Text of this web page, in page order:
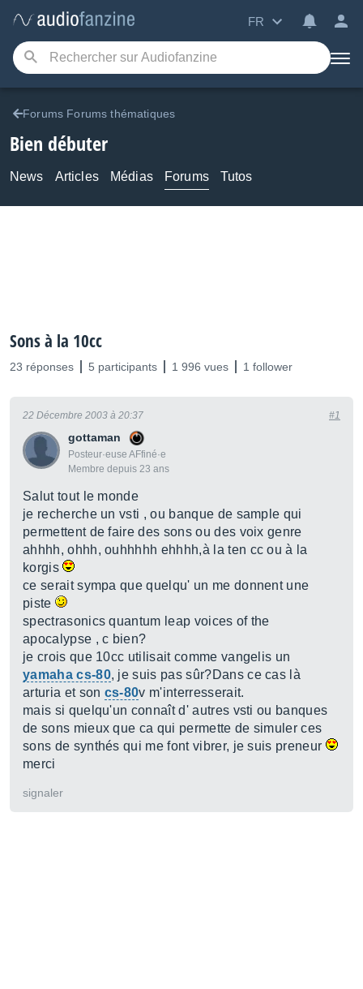
FR
Forums Forums thématiques
Bien débuter
News Articles Médias Forums Tutos
Sons à la 10cc
23 réponses 5 participants 1 996 vues 1 follower
gottaman
Posteur·euse AFfiné·e
Membre depuis 23 ans
22 Décembre 2003 à 20:37 #1
Salut tout le monde
je recherche un vsti , ou banque de sample qui
permettent de faire des sons ou des voix genre
ahhhh, ohhh, ouhhhhh ehhhh,à la ten cc ou à la
korgis
ce serait sympa que quelqu' un me donnent une
piste
spectrasonics quantum leap voices of the
apocalypse , c bien?
je crois que 10cc utilisait comme vangelis un
yamaha cs-80, je suis pas sûr?Dans ce cas là
arturia et son cs-80v m'interresserait.
mais si quelqu'un connaît d' autres vsti ou banques
de sons mieux que ca qui permette de simuler ces
sons de synthés qui me font vibrer, je suis preneur
merci
signaler